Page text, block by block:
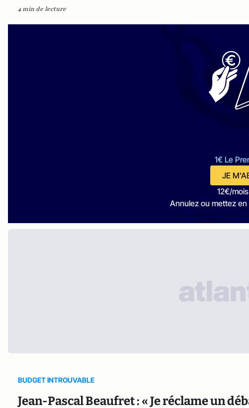
4 min de lecture
1€ Le
JE
12€/
Annulez ou mettez
BUDGET INTROUVABLE
Jean-Pascal Beaufret : « Je réclame un